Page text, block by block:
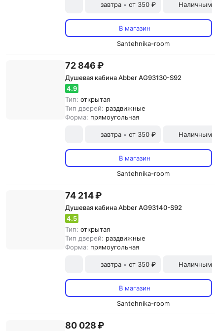
завтра • от 350 ₽ Наличными
В магазин
Santehnika-room
72 846 ₽
Душевая кабина Abber AG93130-S92
4.9
Тип: открытая
Тип дверей: раздвижные
Форма: прямоугольная
завтра • от 350 ₽ Наличными
В магазин
Santehnika-room
74 214 ₽
Душевая кабина Abber AG93140-S92
4.5
Тип: открытая
Тип дверей: раздвижные
Форма: прямоугольная
завтра • от 350 ₽ Наличными
В магазин
Santehnika-room
80 028 ₽